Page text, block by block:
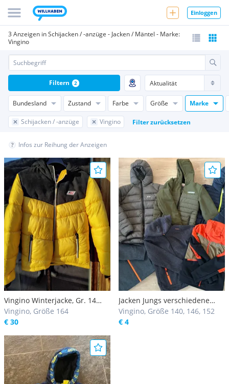
Einloggen
3 Anzeigen in Schijacken / -anzüge - Jacken / Mäntel - Marke:
Vingino
Bundesland Zustand Farbe Größe Marke
Schijacken / -anzüge Vingino Filter zurücksetzen
Filtern 2
Infos zur Reihung der Anzeigen
Vingino Winterjacke, Gr. 14
(164), gelb/ schwarz
Vingino, Größe 164
€ 30
Jacken Jungs verschiedene
Größen
Vingino, Größe 140, 146, 152
€ 4